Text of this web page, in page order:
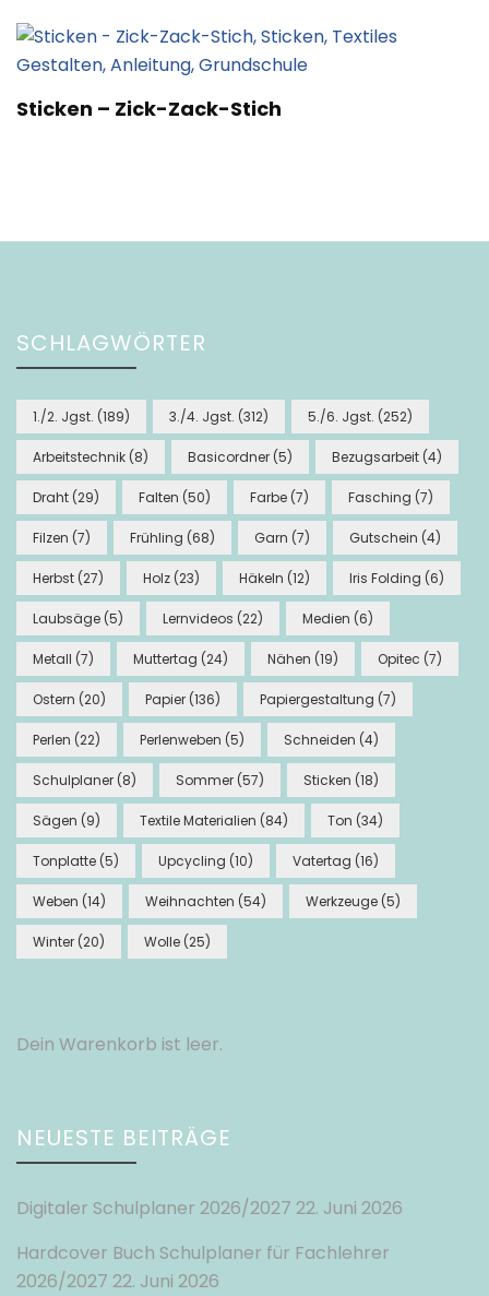
Sticken – Zick-Zack-Stich
SCHLAGWÖRTER
1./2. Jgst. (189) 3./4. Jgst. (312) 5./6. Jgst. (252)
Arbeitstechnik (8) Basicordner (5) Bezugsarbeit (4)
Draht (29) Falten (50) Farbe (7) Fasching (7)
Filzen (7) Frühling (68) Garn (7) Gutschein (4)
Herbst (27) Holz (23) Häkeln (12) Iris Folding (6)
Laubsäge (5) Lernvideos (22) Medien (6)
Metall (7) Muttertag (24) Nähen (19) Opitec (7)
Ostern (20) Papier (136) Papiergestaltung (7)
Perlen (22) Perlenweben (5) Schneiden (4)
Schulplaner (8) Sommer (57) Sticken (18)
Sägen (9) Textile Materialien (84) Ton (34)
Tonplatte (5) Upcycling (10) Vatertag (16)
Weben (14) Weihnachten (54) Werkzeuge (5)
Winter (20) Wolle (25)
Dein Warenkorb ist leer.
NEUESTE BEITRÄGE
Digitaler Schulplaner 2026/2027 22. Juni 2026
Hardcover Buch Schulplaner für Fachlehrer
2026/2027 22. Juni 2026